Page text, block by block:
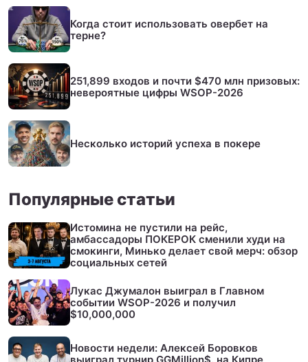
Когда стоит использовать овербет на
терне?
251,899 входов и почти $470 млн призовых:
невероятные цифры WSOP-2026
Несколько историй успеха в покере
Популярные статьи
Истомина не пустили на рейс,
амбассадоры ПОКЕРОК сменили худи на
смокинги, Минько делает свой мерч: обзор
социальных сетей
Лукас Джумалон выиграл в Главном
событии WSOP-2026 и получил
$10,000,000
Новости недели: Алексей Боровков